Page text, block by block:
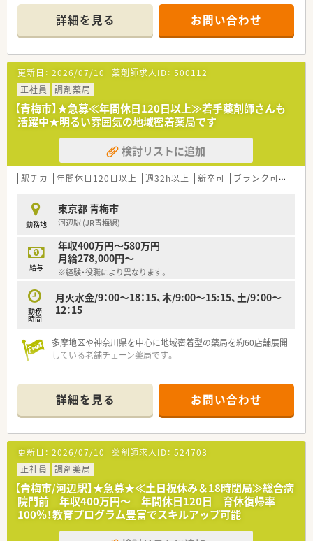
■施設在宅の対応がメインになります。
＼ 企業の特徴 ／
■青梅市に調剤薬局を1店舗展開しています！
■異動もなく腰を据えて働ける環境がございます。
■「地域に根付いた薬局で働きたい」
そんな気持ちをお持ちの方にオススメです！
■お互いに助け合う風土です。
＼ このような方にもオススメ ／
■ご家庭との両立を希望されている方
■異動なく腰を据えて働きたい方
■地域に貢献したい方
詳細を見る お問い合わせ
更新日： 2026/07/10 薬剤師求人ID： 500112
正社員
調剤薬局
【青梅市】★急募≪年間休日120日以上≫若手薬剤師さんも
活躍中★明るい雰囲気の地域密着薬局です
検討リストに追加
駅チカ 年間休日120日以上 週32h以上 新卒可 ブランク可
勤務地
東京都 青梅市
河辺駅 (JR青梅線)
給与
年収400万円～580万円
月給278,000円～
※経験・役職により異なります。
勤務
時間
月火水金/9：00～18：15、木/9:00～15:15、土/9：00～
12：15
多摩地区や神奈川県を中心に地域密着型の薬局を約60店舗展開
している老舗チェーン薬局です。
◆年間休日は123日以上！
◆産休育休の取得者は多数、復帰率も90％以上です
【キャリアアップ・スキルアップ】
◆自社内に教育部を持ち、中途を含む新入社員研修を実施してい
ます
講師は現場で働く方が兼任しているため、実践で役立つ知識を
身に着けることができます
◆座学だけでなく、ディスカッションなど実践形式での研修も実
施
詳細を見る お問い合わせ
更新日： 2026/07/10 薬剤師求人ID： 524708
正社員
調剤薬局
【青梅市/河辺駅】★急募★≪土日祝休み＆18時閉局≫総合病
院門前 年収400万円～ 年間休日120日 育休復帰率
100％！教育プログラム豊富でスキルアップ可能